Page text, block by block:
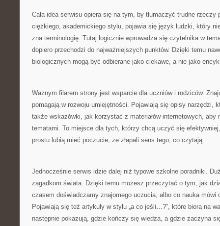
Cała idea serwisu opiera się na tym, by tłumaczyć trudne rzeczy
ciężkiego, akademickiego stylu, pojawia się język ludzki, który
zna terminologię. Tutaj logicznie wprowadza się czytelnika w
dopiero przechodzi do najważniejszych punktów. Dzięki temu
biologicznych mogą być odbierane jako ciekawe, a nie jako
Ważnym filarem strony jest wsparcie dla uczniów i rodziców.
pomagają w rozwoju umiejętności. Pojawiają się opisy narzędzi,
także wskazówki, jak korzystać z materiałów internetowych, aby
tematami. To miejsce dla tych, którzy chcą uczyć się
prostu lubią mieć poczucie, że złapali sens tego, co czytają.
Jednocześnie serwis idzie dalej niż typowe szkolne poradniki.
zagadkom świata. Dzięki temu możesz przeczytać o tym, jak
czasem doświadczamy znajomego uczucia, albo co nauka mówi
Pojawiają się też artykuły w stylu „a co jeśli…?”, które biorą na
następnie pokazują, gdzie kończy się wiedza, a gdzie zaczyna